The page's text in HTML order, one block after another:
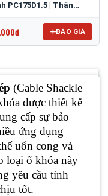
PC175D1.5 | Thân
BÁO GIÁ
(Cable Shackle
được thiết kế
cấp sự bảo
ứng dụng
uốn cong và
loại ổ khóa này
yêu cầu tính
tốt.